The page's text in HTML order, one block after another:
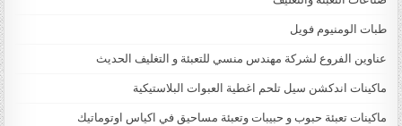
طبات الومنيوم فويل
عناوين الفروع لشركة مهندس منسي للتعبئة و التغليف الحديث
ماكينات اندكشن سيل تلحم اغطية العبوات البلاستيكية
ماكينات تعبئة حبوب و حبيبات وتعبئة مساحيق في اكياس اوتوماتيك